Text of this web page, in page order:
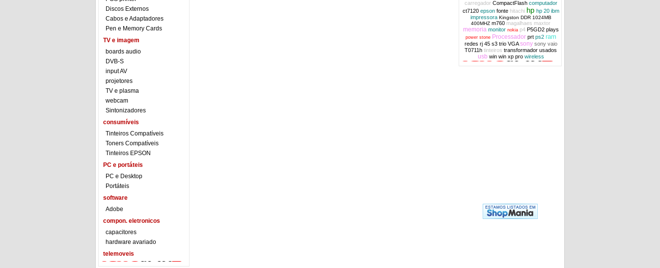
Discos Externos
Cabos e Adaptadores
Pen e Memory Cards
TV e imagem
boards audio
DVB-S
input AV
projetores
TV e plasma
webcam
Sintonizadores
consumíveis
Tinteiros Compatíveis
Toners Compatíveis
Tinteiros EPSON
PC e portáteis
PC e Desktop
Portáteis
software
Adobe
compon. eletronicos
capacitores
hardware avariado
telemoveis
carregador CompactFlash computador
ct7120 epson fonte hitachi hp hp 20 ibm
impressora Kingston DDR 1024MB
400MHZ m760 magalhaes maxtor
memoria monitor nokia p4 P5GD2 plays
power stone Processador prt ps2 ram
redes rj 45 s3 trio VGAsony sony vaio
T0711h tinteiros transformador usados
usb win win xp pro wireless